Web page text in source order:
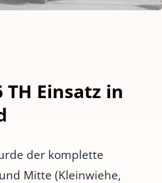
TH Einsatz in
der komplette
Mitte (Kleinwiehe,